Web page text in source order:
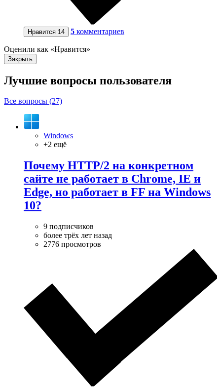
Нравится 14 5 комментариев
Оценили как «Нравится»
Закрыть
Лучшие вопросы пользователя
Все вопросы (27)
Windows
+2 ещё
Почему HTTP/2 на конкретном
сайте не работает в Chrome, IE и
Edge, но работает в FF на Windows
10?
9 подписчиков
более трёх лет назад
2776 просмотров